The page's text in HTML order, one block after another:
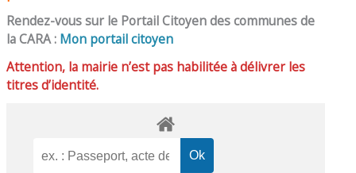
Rendez-vous sur le Portail Citoyen des communes de
la CARA : Mon portail citoyen
Attention, la mairie n’est pas habilitée à délivrer les
titres d’identité.